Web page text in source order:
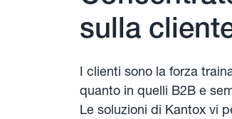
sulla
I clienti sono la forza
quanto in quelli B2B e
Le soluzioni di Kantox vi